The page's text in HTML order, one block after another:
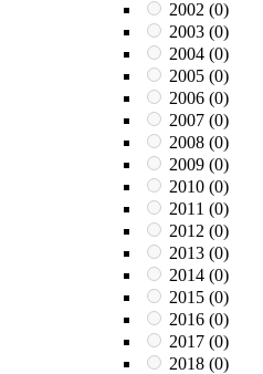
2002 (0)
2003 (0)
2004 (0)
2005 (0)
2006 (0)
2007 (0)
2008 (0)
2009 (0)
2010 (0)
2011 (0)
2012 (0)
2013 (0)
2014 (0)
2015 (0)
2016 (0)
2017 (0)
2018 (0)